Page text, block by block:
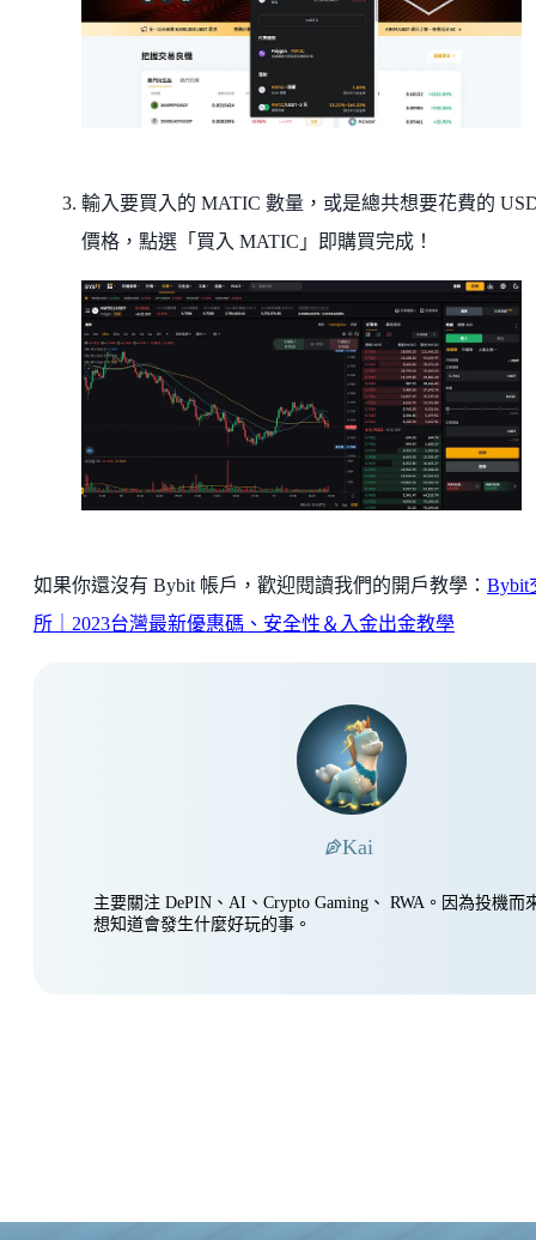
輸入要買入的 MATIC 數量，或是總共想要花費的
價格，點選「買入 MATIC」即購買完成！
如果你還沒有 Bybit 帳戶，歡迎閱讀我們的開戶教學： Bybit
所｜2023台灣最新優惠碼、安全性＆入金出金教學
Kai
主要關注 DePIN、AI、Crypto Gaming、 RWA。因為投機而
想知道會發生什麼好玩的事。